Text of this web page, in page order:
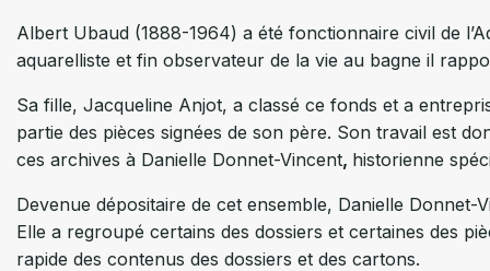
Albert Ubaud (1888-1964) a été fonctionnaire civil de
aquarelliste et fin observateur de la vie au bagne il
Sa fille, Jacqueline Anjot, a classé ce fonds et a
partie des pièces signées de son père. Son travail est
ces archives à Danielle Donnet-Vincent, historienne
Devenue dépositaire de cet ensemble, Danielle
Elle a regroupé certains des dossiers et certaines des
rapide des contenus des dossiers et des cartons.